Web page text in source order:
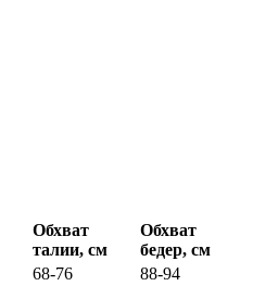
Обхват
талии, см
Обхват
бедер, см
68-76
88-94